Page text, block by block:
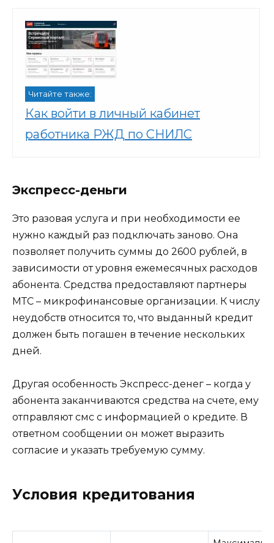
Читайте также:
Как войти в личный кабинет
работника РЖД по СНИЛС
Экспресс-деньги
Это разовая услуга и при необходимости ее
нужно каждый раз подключать заново. Она
позволяет получить суммы до 2600 рублей, в
зависимости от уровня ежемесячных расходов
абонента. Средства предоставляют партнеры
МТС – микрофинансовые организации. К числу
неудобств относится то, что выданный кредит
должен быть погашен в течение нескольких
дней.
Другая особенность Экспресс-денег – когда у
абонента заканчиваются средства на счете, ему
отправляют смс с информацией о кредите. В
ответном сообщении он может выразить
согласие и указать требуемую сумму.
Условия кредитования